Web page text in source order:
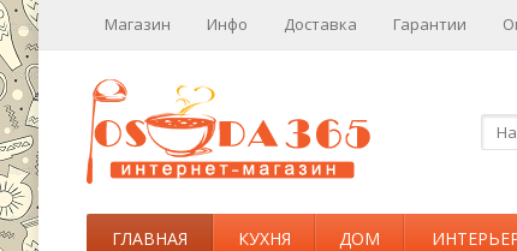
Магазин Инфо Доставка Гарантии
ГЛАВНАЯ КУХНЯ ДОМ